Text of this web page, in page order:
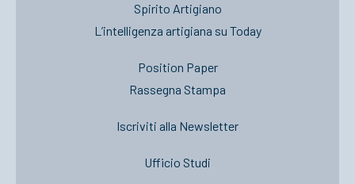
Spirito Artigiano
L’intelligenza artigiana su Today
Position Paper
Rassegna Stampa
Iscriviti alla Newsletter
Ufficio Studi